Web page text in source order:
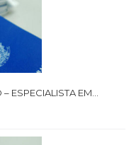
EM...